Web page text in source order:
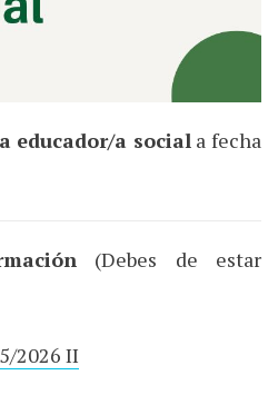
educador/a social a fecha
(Debes de estar
2026 II